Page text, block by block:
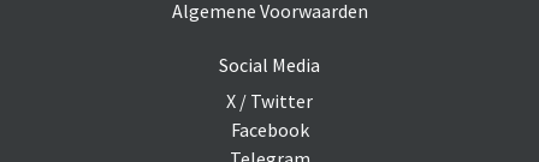
Algemene Voorwaarden
Social Media
X / Twitter
Facebook